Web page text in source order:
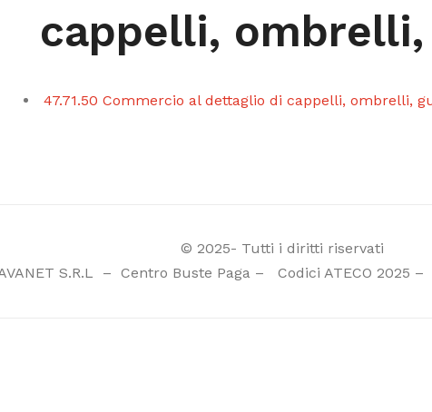
cappelli,
47.71.50 Commercio al dettaglio di cappelli, ombrelli,
© 2025- Tutti i diritti riservati
S.R.L
– Centro Buste Paga– Codici ATECO 2025 –